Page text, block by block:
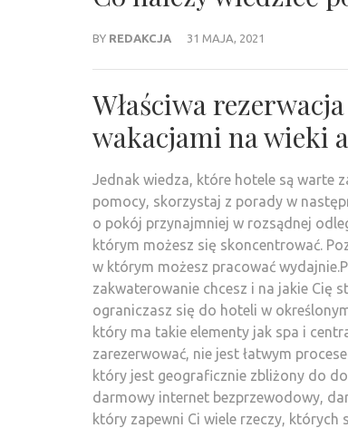
BY REDAKCJA 31 MAJA, 2021
Właściwa
wakacjami na wieki
Jednak wiedza, które hotele są warte
pomocy, skorzystaj z porady w
o pokój przynajmniej w rozsądnej
którym możesz się skoncentrować.
w którym możesz pracować
zakwaterowanie chcesz i na jakie Cię
ograniczasz się do hoteli w
który ma takie elementy jak spa i
zarezerwować, nie jest łatwym
który jest geograficznie zbliżony do
darmowy internet bezprzewodowy,
który zapewni Ci wiele rzeczy, których